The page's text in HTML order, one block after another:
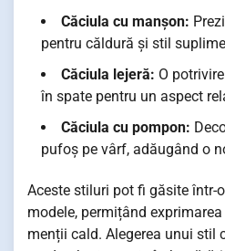
Căciula cu manșon:
pentru căldură și stil
Căciula lejeră: O
în spate pentru un aspect
Căciula cu pompon:
pufoș pe vârf, adăugând o
Aceste stiluri pot fi găsite într-
modele, permițând
menții cald. Alegerea unui stil